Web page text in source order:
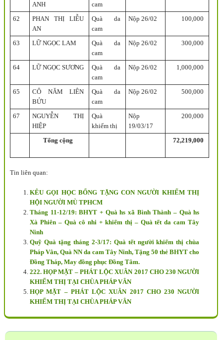
ANH
cam
62
PHAN THỊ LIỄU
AN
Quà da
cam
Nộp 26/02 100,000
63 LỮ NGỌC LAM
Quà da
cam
Nộp 26/02 300,000
64 LỮ NGỌC SƯƠNG
Quà da
cam
Nộp 26/02 1,000,000
65
CÔ NĂM LIÊN
BỬU
Quà da
cam
Nộp 26/02 500,000
67
NGUYỄN THỊ
HIỆP
Quà
khiếm thị
Nộp
19/03/17
200,000
Tổng cộng 72,219,000
Tin liên quan:
KÊU GỌI HỌC BỔNG TẶNG CON NGƯỜI KHIẾM THỊ
HỘI NGƯỜI MÙ TPHCM
Tháng 11-12/19: BHYT + Quà hs xã Bình Thành – Quà hs
Xà Phiên – Quà cô nhi + khiếm thị – Quà tết da cam Tây
Ninh
Quỹ Quà tặng tháng 2-3/17: Quà tết người khiếm thị chùa
Pháp Vân, Quà NN da cam Tây Ninh, Tặng 50 thẻ BHYT cho
Đồng Tháp, May đồng phục Đồng Tâm.
222. HỌP MẶT – PHÁT LỘC XUÂN 2017 CHO 230 NGƯỜI
KHIẾM THỊ TẠI CHÙA PHÁP VÂN
HỌP MẶT – PHÁT LỘC XUÂN 2017 CHO 230 NGƯỜI
KHIẾM THỊ TẠI CHÙA PHÁP VÂN